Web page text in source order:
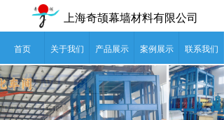
首页 关于我们 产品展示 案例展示 联系我们
上海奇颉幕墙材料有限公司